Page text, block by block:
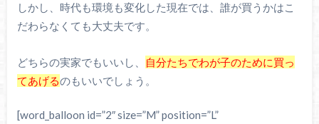
しかし、時代も環境も変化した現在では、誰が買うかはこ
だわらなくても大丈夫です。
どちらの実家でもいいし、
自分たちでわが子のために買っ
てあげるのもいいでしょう。
[word_balloon id=”2″ size=”M” position=”L”